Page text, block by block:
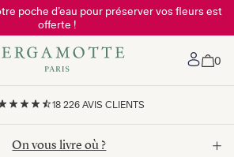
poche d’eau pour préserver vos fleurs est
offerte !
Mon
0
18 226 AVIS CLIENTS
On vous livre où ?